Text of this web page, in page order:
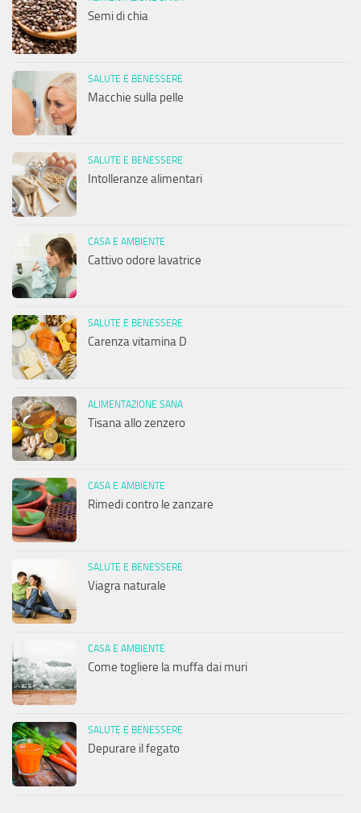
Semi di chia
SALUTE E BENESSERE
Macchie sulla pelle
SALUTE E BENESSERE
Intolleranze alimentari
CASA E AMBIENTE
Cattivo odore lavatrice
SALUTE E BENESSERE
Carenza vitamina D
ALIMENTAZIONE SANA
Tisana allo zenzero
CASA E AMBIENTE
Rimedi contro le zanzare
SALUTE E BENESSERE
Viagra naturale
CASA E AMBIENTE
Come togliere la muffa dai muri
SALUTE E BENESSERE
Depurare il fegato